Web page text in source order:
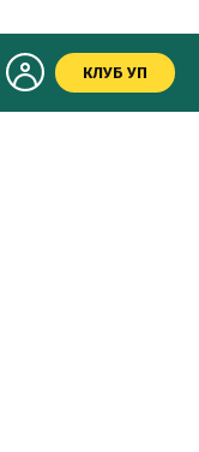
КЛУБ УП